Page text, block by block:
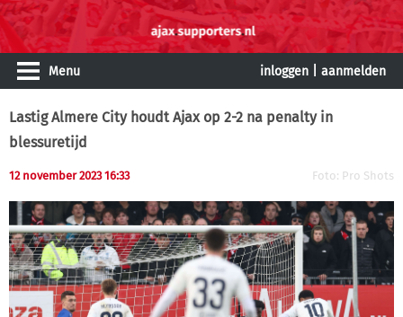
Menu inloggen aanmelden
Lastig Almere City houdt Ajax op 2-2 na penalty in
blessuretijd
12 november 2023 16:33 Foto: Pro Shots